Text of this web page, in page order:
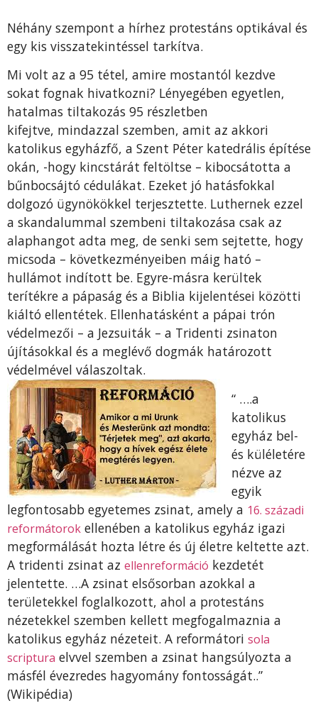
Néhány szempont a hírhez protestáns optikával és
egy kis visszatekintéssel tarkítva.
Mi volt az a 95 tétel, amire mostantól kezdve
sokat fognak hivatkozni? Lényegében egyetlen,
hatalmas tiltakozás 95 részletben
kifejtve, mindazzal szemben, amit az akkori
katolikus egyházfő, a Szent Péter katedrális építése
okán, -hogy kincstárát feltöltse – kibocsátotta a
bűnbocsájtó cédulákat. Ezeket jó hatásfokkal
dolgozó ügynökökkel terjesztette. Luthernek ezzel
a skandalummal szembeni tiltakozása csak az
alaphangot adta meg, de senki sem sejtette, hogy
micsoda – következményeiben máig ható –
hullámot indított be. Egyre-másra kerültek
terítékre a pápaság és a Biblia kijelentései közötti
kiáltó ellentétek. Ellenhatásként a pápai trón
védelmezői – a Jezsuiták – a Tridenti zsinaton
újításokkal és a meglévő dogmák határozott
védelmével válaszoltak.
“ ….a
katolikus
egyház bel-
és küléletére
nézve az
egyik
legfontosabb egyetemes zsinat, amely a 16. századi
reformátorok ellenében a katolikus egyház igazi
megformálását hozta létre és új életre keltette azt.
A tridenti zsinat az ellenreformáció kezdetét
jelentette. …A zsinat elsősorban azokkal a
területekkel foglalkozott, ahol a protestáns
nézetekkel szemben kellett megfogalmaznia a
katolikus egyház nézeteit. A reformátori sola
scriptura elvvel szemben a zsinat hangsúlyozta a
másfél évezredes hagyomány fontosságát..”
(Wikipédia)